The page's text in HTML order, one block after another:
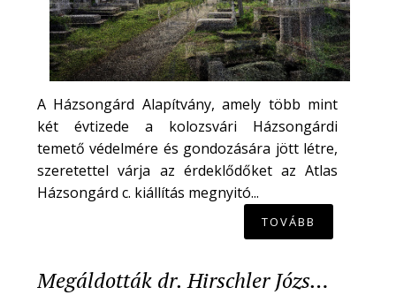
A Házsongárd Alapítvány, amely több mint
két évtizede a kolozsvári Házsongárdi
temető védelmére és gondozására jött létre,
szeretettel várja az érdeklődőket az Atlas
Házsongárd c. kiállítás megnyitó...
TOVÁBB
Megáldották dr. Hirschler Józs…